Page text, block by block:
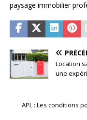
paysage immobilier
Location
une
APL : Les conditions